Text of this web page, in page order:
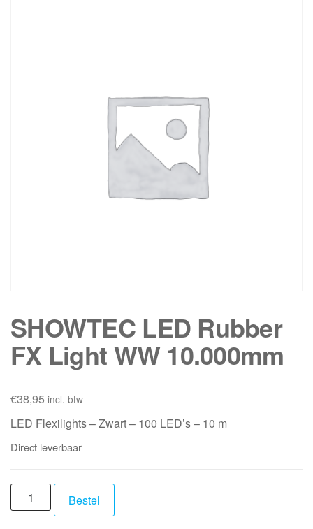
SHOWTEC LED Rubber
FX Light WW 10.000mm
€38,95 incl. btw
LED Flexilights – Zwart – 100 LED’s – 10 m
Direct leverbaar
SHOWTEC
LED
Bestel